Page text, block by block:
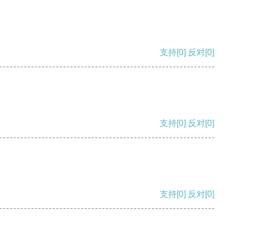
支持[0] 反对[0]
支持[0] 反对[0]
支持[0] 反对[0]